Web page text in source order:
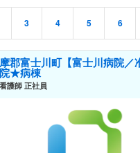
3 4 5 6
郡富士川町【富士川病院／
★病棟
護師 正社員